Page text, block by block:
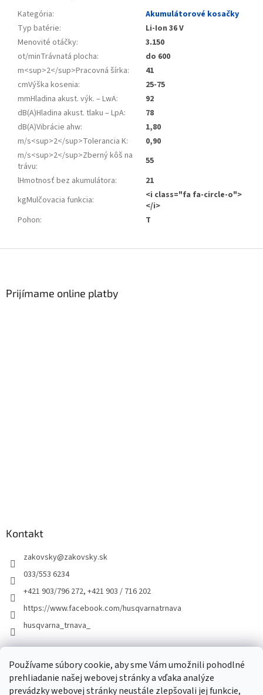
Používame súbory cookie, aby sme Vám umožnili pohodlné
prehliadanie našej webovej stránky a vďaka analýze
prevádzky webovej stránky neustále zlepšovali jej funkcie,
Kategória:
Akumulátorové kosačky
Typ batérie:
Li-Ion 36 V
Menovité otáčky:
3.150
ot/minTrávnatá plocha:
do 600
m<sup>2</sup>Pracovná šírka:
41
cmVýška kosenia:
25-75
mmHladina akust. výk. – LwA:
92
dB(A)Hladina akust. tlaku – LpA:
78
dB(A)Vibrácie ahw:
1,80
m/s<sup>2</sup>Tolerancia K:
0,90
m/s<sup>2</sup>Zberný kôš na
trávu:
55
lHmotnosť bez akumulátora:
21
kgMulčovacia funkcia:
<i class="fa fa-circle-o">
</i>
Pohon: T
Prijímame online platby
Kontakt
zakovsky@zakovsky.sk
033/553 6234
+421 903/796 272, +421 903 / 716 202
https://www.facebook.com/husqvarnatrnava
husqvarna_trnava_
Facebook